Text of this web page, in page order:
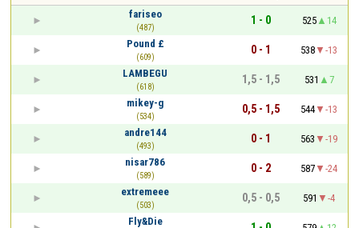
fariseo
(487)
1 - 0 525
14
Pound £
(609)
0 - 1 538
-13
LAMBEGU
(618)
1,5 - 1,5 531
7
mikey-g
(534)
0,5 - 1,5 544
-13
andre144
(493)
0 - 1 563
-19
nisar786
(589)
0 - 2 587
-24
extremeee
(503)
0,5 - 0,5 591
-4
Fly&Die